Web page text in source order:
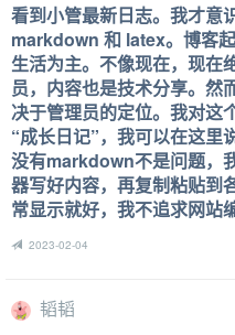
看到小管最新日志。我才意
markdown 和 latex。博客
生活为主。不像现在，现在
员，内容也是技术分享。然
决于管理员的定位。我对这
“成长日记”，我可以在这里
没有markdown不是问题，
器写好内容，再复制粘贴到
常显示就好，我不追求网站
2023-02-04
韬韬